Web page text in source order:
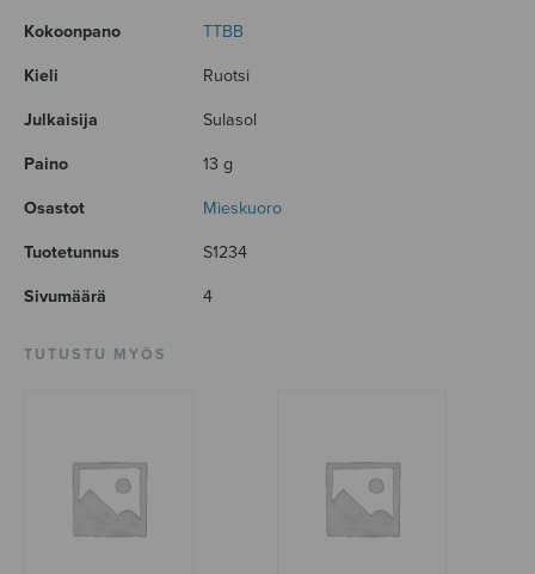
Kokoonpano TTBB
Kieli Ruotsi
Julkaisija Sulasol
Paino 13 g
Osastot Mieskuoro
Tuotetunnus S1234
Sivumäärä 4
TUTUSTU MYÖS